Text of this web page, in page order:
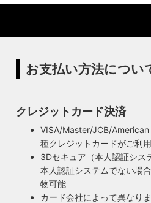
ています。ハンドメイドによる
います。
◆もっと詳しく見る
縁体）が使われていることです
お愛され続けるソケットを使用し
お支払い方法につい
クレジットカード決済
VISA/Master/JCB/
種クレジットカードがご利
3Dセキュア（本人認証シス
本人認証システムでない場
物可能
カード会社によって異なり